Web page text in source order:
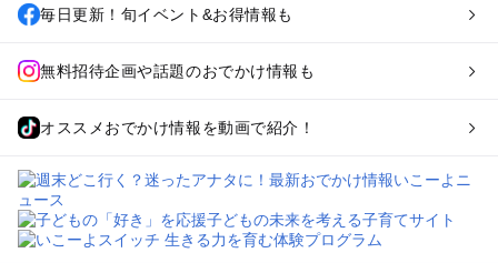
毎日更新！旬イベント&お得情報も
無料招待企画や話題のおでかけ情報も
オススメおでかけ情報を動画で紹介！